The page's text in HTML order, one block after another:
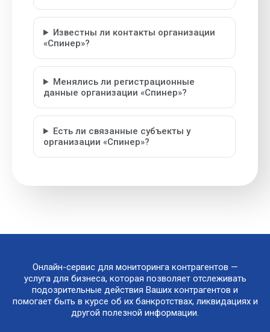
Известны ли контакты организации
«Спинер»?
Менялись ли регистрационные
данные организации «Спинер»?
Есть ли связанные субъекты у
организации «Спинер»?
Онлайн-сервис для мониторинга контрагентов —
услуга для бизнеса, которая позволяет отслеживать
подозрительные действия Ваших контрагентов и
помогает быть в курсе об их банкротствах, ликвидациях и
другой полезной информации.